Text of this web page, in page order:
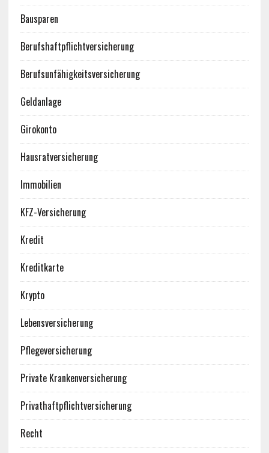
Bausparen
Berufshaftpflichtversicherung
Berufsunfähigkeitsversicherung
Geldanlage
Girokonto
Hausratversicherung
Immobilien
KFZ-Versicherung
Kredit
Kreditkarte
Krypto
Lebensversicherung
Pflegeversicherung
Private Krankenversicherung
Privathaftpflichtversicherung
Recht